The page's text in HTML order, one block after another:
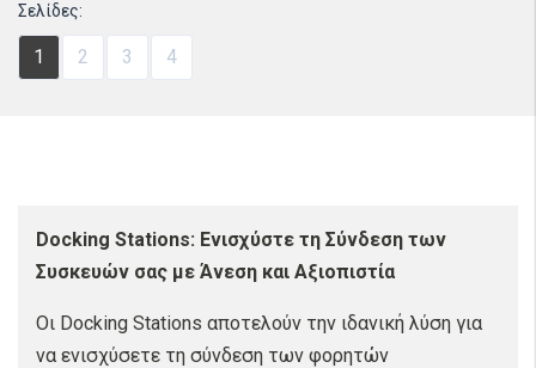
Σελίδες:
1 2 3 4
Docking Stations: Ενισχύστε τη Σύνδεση των
Συσκευών σας με Άνεση και Αξιοπιστία
Οι Docking Stations αποτελούν την ιδανική λύση για
να ενισχύσετε τη σύνδεση των φορητών